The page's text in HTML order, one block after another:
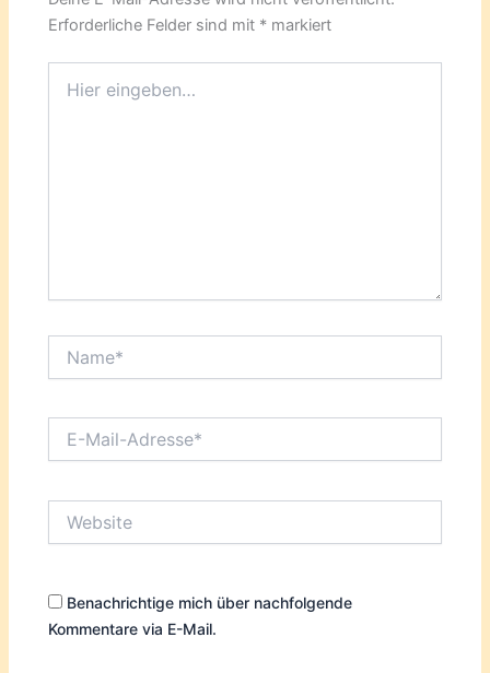
Erforderliche Felder sind mit * markiert
eingeben…
Mail-
Benachrichtige mich über nachfolgende
Kommentare via E-Mail.